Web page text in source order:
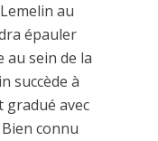
au
épauler
au sein de la
succède à
gradué avec
connu